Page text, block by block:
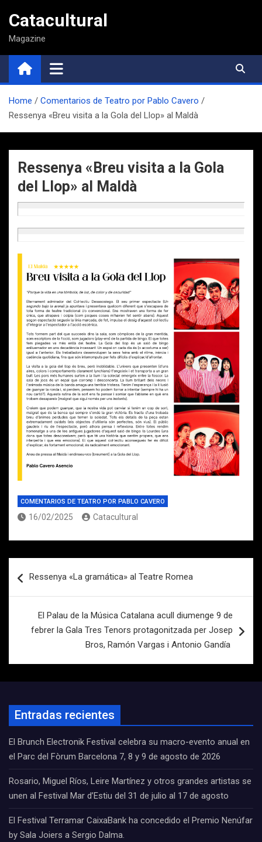
contenido
Catacultural
Magazine
Home
Comentarios de Teatro por Pablo Cavero
Ressenya «Breu visita a la Gola del Llop» al Maldà
Ressenya «Breu visita a la Gola
del Llop» al Maldà
COMENTARIOS DE TEATRO POR PABLO CAVERO
16/02/2025 Catacultural
de
Ressenya «La gramática» al Teatre Romea
El Palau de la Música Catalana acull diumenge 9 de
febrer la Gala Tres Tenors protagonitzada per Josep
Bros, Ramón Vargas i Antonio Gandía
Entradas recientes
El Brunch Electronik Festival celebra su macro-evento anual en
el Parc del Fòrum Barcelona 7, 8 y 9 de agosto de 2026
Rosario, Miguel Ríos, Leire Martínez y otros grandes artistas se
unen al Festival Mar d’Estiu del 31 de julio al 17 de agosto
El Festival Terramar CaixaBank ha concedido el Premio Nenúfar
by Sala Joiers a Sergio Dalma.